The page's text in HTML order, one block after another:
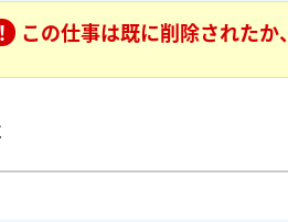
この仕事は既に削除されたか